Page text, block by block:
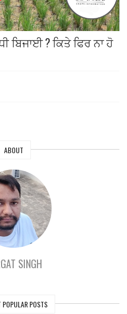
ਬਿਜਾਈ ? ਕਿਤੇ ਫਿਰ ਨਾ ਹੋ
ABOUT
SINGH
POPULAR POSTS